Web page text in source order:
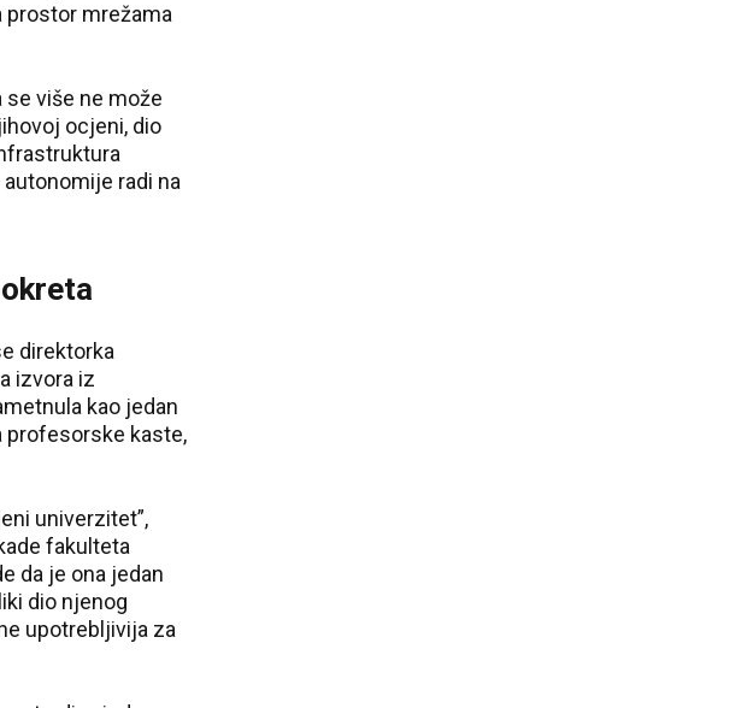
prostor mrežama
više ne može
ocjeni, dio
radi na
direktorka
izvora iz
kao jedan
profesorske kaste,
univerzitet”,
fakulteta
da je ona jedan
dio njenog
upotrebljivija za